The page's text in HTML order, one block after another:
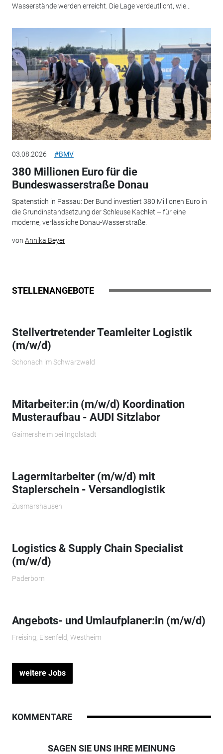
Wasserstände werden erreicht. Die Lage verdeutlicht, wie...
03.08.2026 #BMV
380 Millionen Euro für die
Bundeswasserstraße Donau
Spatenstich in Passau: Der Bund investiert 380 Millionen Euro in
die Grundinstandsetzung der Schleuse Kachlet – für eine
moderne, verlässliche Donau-Wasserstraße.
von Annika Beyer
STELLENANGEBOTE
Stellvertretender Teamleiter Logistik
(m/w/d)
Schonach im Schwarzwald
Mitarbeiter:in (m/w/d) Koordination
Musteraufbau - AUDI Sitzlabor
Gaimersheim bei Ingolstadt
Lagermitarbeiter (m/w/d) mit
Staplerschein - Versandlogistik
Zusmarshausen
Logistics & Supply Chain Specialist
(m/w/d)
Paderborn
Angebots- und Umlaufplaner:in (m/w/d)
Freising, Elsenfeld, Westheim
weitere Jobs
KOMMENTARE
SAGEN SIE UNS IHRE MEINUNG